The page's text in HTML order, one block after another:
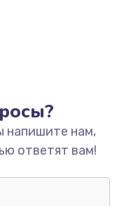
напишите нам,
ответят вам!